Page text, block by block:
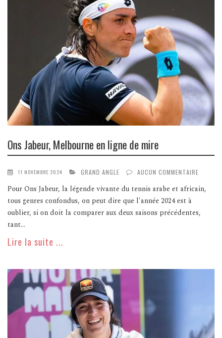
Ons Jabeur, Melbourne en ligne de mire
11 NOVEMBRE 2024 GRAND ANGLE AUCUN COMMENTAIRE
Pour Ons Jabeur, la légende vivante du tennis arabe et africain,
tous genres confondus, on peut dire que l'année 2024 est à
oublier, si on doit la comparer aux deux saisons précédentes,
tant...
Lire la suite ...